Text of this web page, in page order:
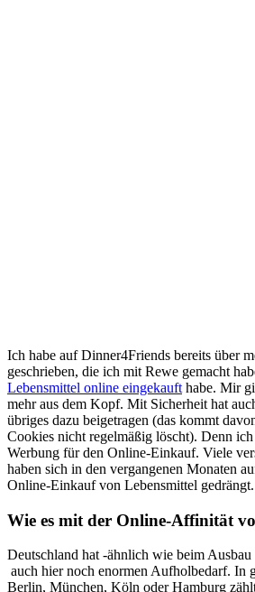
Ich habe auf Dinner4Friends bereits über
geschrieben, die ich mit Rewe gemacht
Lebensmittel online eingekauft habe. Mir
mehr aus dem Kopf. Mit Sicherheit hat
übriges dazu beigetragen (das kommt
Cookies nicht regelmäßig löscht). Denn
Werbung für den Online-Einkauf. Viele
haben sich in den vergangenen Monaten
Online-Einkauf von Lebensmittel gedrängt.
Wie es mit der Online-Affinität
Deutschland hat -ähnlich wie beim
auch hier noch enormen Aufholbedarf. In
Berlin, München, Köln oder Hamburg